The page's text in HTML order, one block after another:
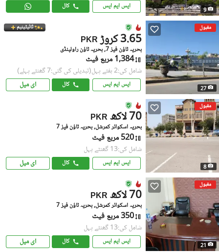
9 ایس ایم ایس کال
مقبول
27
ٹائیٹینیم
PKR 3.65 کروڑ
بحریہ ٹاؤن فیز 7, بحریہ ٹاؤن راولپنڈی
1,384 مربع فیٹ
شامل کی:2 ہفتے پہل (تبدیلی کی گئی:7 گھنٹے پہلے)
ایس ایم ایس کال ای میل
مقبول
8
PKR 70 لاکھ
بحریہ اسکوائر کمرشل, بحریہ ٹاؤن فیز 7
520 مربع فیٹ
شامل کی:13 گھنٹے پہل
ایس ایم ایس کال ای میل
مقبول
21
PKR 70 لاکھ
بحریہ اسکوائر کمرشل, بحریہ ٹاؤن فیز 7
350 مربع فیٹ
شامل کی:13 گھنٹے پہل
ایس ایم ایس کال ای میل